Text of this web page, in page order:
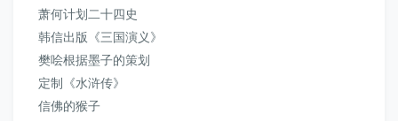
萧何计划二十四史
韩信出版 《三国演义》
樊哙根据墨子的策划
定制
《水浒传》
信佛的猴子